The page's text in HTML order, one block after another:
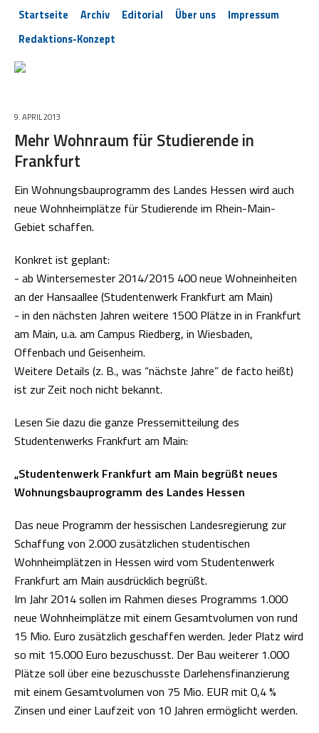
Startseite Archiv Editorial Über uns
Impressum
Redaktions-Konzept
9. APRIL 2013
Mehr Wohnraum für Studierende in
Frankfurt
Ein Wohnungsbauprogramm des Landes Hessen wird auch
neue Wohnheimplätze für Studierende im Rhein-Main-
Gebiet schaffen.
Konkret ist geplant:
- ab Wintersemester 2014/2015 400 neue Wohneinheiten
an der Hansaallee (Studentenwerk Frankfurt am Main)
- in den nächsten Jahren weitere 1500 Plätze in in Frankfurt
am Main, u.a. am Campus Riedberg, in Wiesbaden,
Offenbach und Geisenheim.
Weitere Details (z. B., was “nächste Jahre” de facto heißt)
ist zur Zeit noch nicht bekannt.
Lesen Sie dazu die ganze Pressemitteilung des
Studentenwerks Frankfurt am Main:
„Studentenwerk Frankfurt am Main begrüßt neues
Wohnungsbauprogramm des Landes Hessen
Das neue Programm der hessischen Landesregierung zur
Schaffung von 2.000 zusätzlichen studentischen
Wohnheimplätzen in Hessen wird vom Studentenwerk
Frankfurt am Main ausdrücklich begrüßt.
Im Jahr 2014 sollen im Rahmen dieses Programms 1.000
neue Wohnheimplätze mit einem Gesamtvolumen von rund
15 Mio. Euro zusätzlich geschaffen werden. Jeder Platz wird
so mit 15.000 Euro bezuschusst. Der Bau weiterer 1.000
Plätze soll über eine bezuschusste Darlehensfinanzierung
mit einem Gesamtvolumen von 75 Mio. EUR mit 0,4 %
Zinsen und einer Laufzeit von 10 Jahren ermöglicht werden.